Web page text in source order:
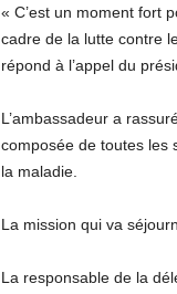
« C’est un moment fort
cadre de la lutte contre
répond à l’appel du
L’ambassadeur a
composée de toutes les
la maladie.
La mission qui va
La responsable de la